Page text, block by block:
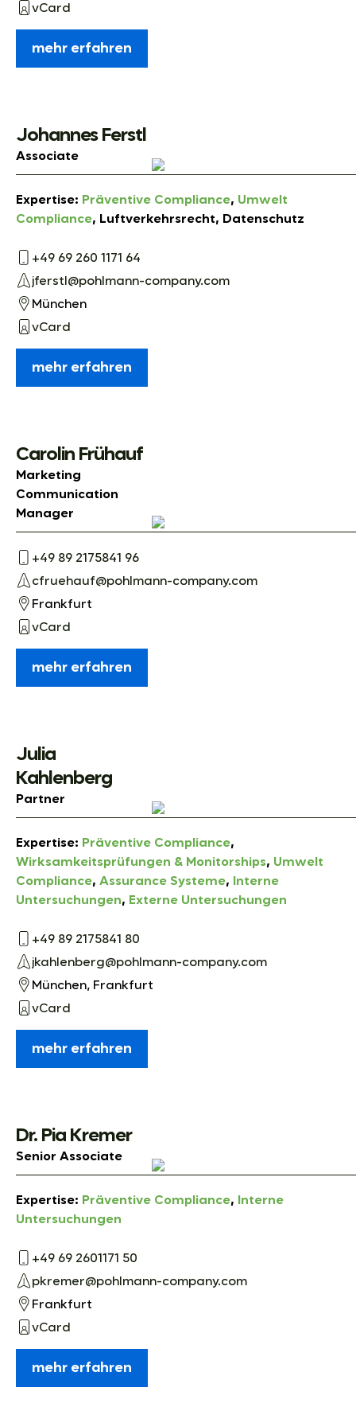
vCard
mehr erfahren
Johannes Ferstl
Associate
Expertise: Präventive Compliance, Umwelt
Compliance, Luftverkehrsrecht, Datenschutz
+49 69 260 1171 64
jferstl@pohlmann-company.com
München
vCard
mehr erfahren
Carolin Frühauf
Marketing
Communication
Manager
+49 89 2175841 96
cfruehauf@pohlmann-company.com
Frankfurt
vCard
mehr erfahren
Julia
Kahlenberg
Partner
Expertise: Präventive Compliance,
Wirksamkeitsprüfungen & Monitorships, Umwelt
Compliance, Assurance Systeme,
Interne
Untersuchungen, Externe Untersuchungen
+49 89 2175841 80
jkahlenberg@pohlmann-company.com
München, Frankfurt
vCard
mehr erfahren
Dr. Pia Kremer
Senior Associate
Expertise: Präventive Compliance,
Interne
Untersuchungen
+49 69 2601171 50
pkremer@pohlmann-company.com
Frankfurt
vCard
mehr erfahren